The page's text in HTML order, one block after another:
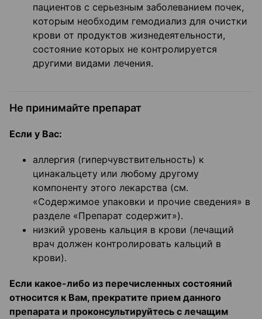
пациентов с серьезным заболеванием почек,
которым необходим гемодиализ для очистки
крови от продуктов жизнедеятельности,
состояние которых не контролируется
другими видами лечения.
Не принимайте препарат
Если у Вас:
аллергия (гиперчувствительность) к
цинакальцету или любому другому
компоненту этого лекарства (см.
«Содержимое упаковки и прочие сведения» в
разделе «Препарат содержит»).
низкий уровень кальция в крови (лечащий
врач должен контролировать кальций в
крови).
Если какое-либо из перечисленных состояний
относится к Вам, прекратите прием данного
препарата и проконсультируйтесь с лечащим